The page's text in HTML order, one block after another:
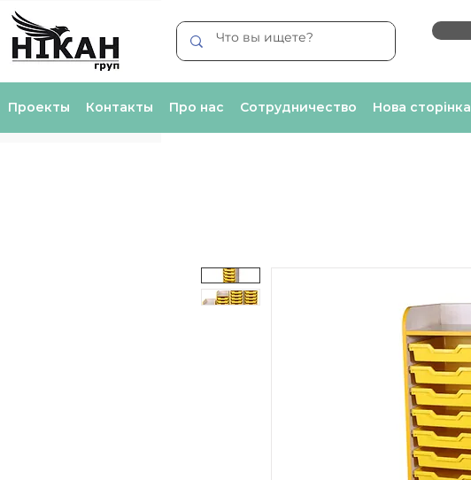
Проекты Контакты Про нас Сотрудничество Нова сторінка